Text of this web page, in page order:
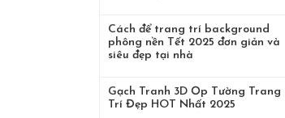
Cách để trang trí background
phông nền Tết 2025 đơn giản và
siêu đẹp tại nhà
Gạch Tranh 3D Ốp Tường Trang
Trí Đẹp HOT Nhất 2025